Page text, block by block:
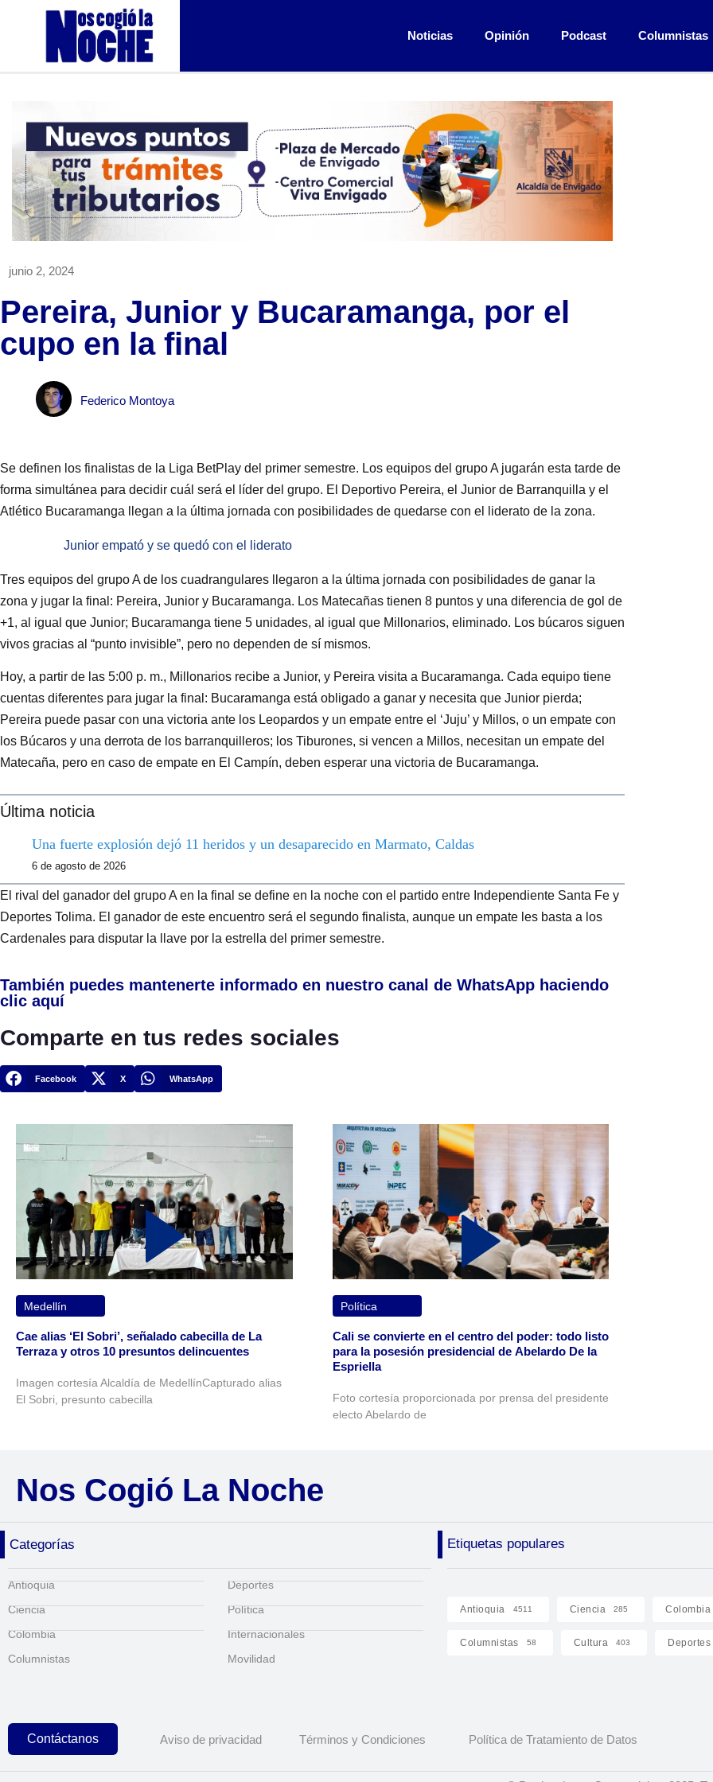
Noticias Opinión Podcast Columnistas
junio 2, 2024
Pereira, Junior y Bucaramanga, por el
cupo en la final
Federico Montoya
Se definen los finalistas de la Liga BetPlay del primer semestre. Los equipos del grupo A jugarán esta tarde de
forma simultánea para decidir cuál será el líder del grupo. El Deportivo Pereira, el Junior de Barranquilla y el
Atlético Bucaramanga llegan a la última jornada con posibilidades de quedarse con el liderato de la zona.
Junior empató y se quedó con el liderato
Tres equipos del grupo A de los cuadrangulares llegaron a la última jornada con posibilidades de ganar la
zona y jugar la final: Pereira, Junior y Bucaramanga. Los Matecañas tienen 8 puntos y una diferencia de gol de
+1, al igual que Junior; Bucaramanga tiene 5 unidades, al igual que Millonarios, eliminado. Los búcaros siguen
vivos gracias al “punto invisible”, pero no dependen de sí mismos.
Hoy, a partir de las 5:00 p. m., Millonarios recibe a Junior, y Pereira visita a Bucaramanga. Cada equipo tiene
cuentas diferentes para jugar la final: Bucaramanga está obligado a ganar y necesita que Junior pierda;
Pereira puede pasar con una victoria ante los Leopardos y un empate entre el ‘Juju’ y Millos, o un empate con
los Búcaros y una derrota de los barranquilleros; los Tiburones, si vencen a Millos, necesitan un empate del
Matecaña, pero en caso de empate en El Campín, deben esperar una victoria de Bucaramanga.
Última noticia
Una fuerte explosión dejó 11 heridos y un desaparecido en Marmato, Caldas
6 de agosto de 2026
El rival del ganador del grupo A en la final se define en la noche con el partido entre Independiente Santa Fe y
Deportes Tolima. El ganador de este encuentro será el segundo finalista, aunque un empate les basta a los
Cardenales para disputar la llave por la estrella del primer semestre.
También puedes mantenerte informado en nuestro canal de WhatsApp haciendo
clic aquí
Comparte en tus redes sociales
Facebook X WhatsApp
Medellín
Cae alias ‘El Sobri’, señalado cabecilla de La
Terraza y otros 10 presuntos delincuentes
Imagen cortesía Alcaldía de MedellínCapturado alias
El Sobri, presunto cabecilla
Política
Cali se convierte en el centro del poder: todo listo
para la posesión presidencial de Abelardo De la
Espriella
Foto cortesía proporcionada por prensa del presidente
electo Abelardo de
Nos Cogió La Noche
Categorías Etiquetas populares
Antioquia
Ciencia
Colombia
Columnistas
Deportes
Política
Internacionales
Movilidad
Antioquia 4511 Ciencia 285 Colombia
Columnistas 58 Cultura 403 Deportes
Contáctanos Aviso de privacidad Términos y Condiciones Política de Tratamiento de Datos